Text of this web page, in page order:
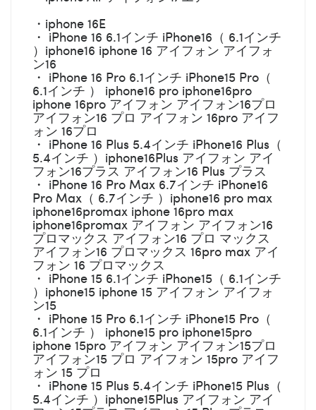
・iphone 16E
・ iPhone 16 6.1インチ iPhone16（ 6.1インチ
）iphone16 iphone 16 アイフォン アイフォ
ン16
・ iPhone 16 Pro 6.1インチ iPhone15 Pro（
6.1インチ ） iphone16 pro iphone16pro
iphone 16pro アイフォン アイフォン16プロ
アイフォン16 プロ アイフォン 16pro アイフ
ォン 16プロ
・ iPhone 16 Plus 5.4インチ iPhone16 Plus（
5.4インチ ）iphone16Plus アイフォン アイ
フォン16プラス アイフォン16 Plus プラス
・ iPhone 16 Pro Max 6.7インチ iPhone16
Pro Max（ 6.7インチ ）iphone16 pro max
iphone16promax iphone 16pro max
iphone16promax アイフォン アイフォン16
プロマックス アイフォン16 プロ マックス
アイフォン16 プロマックス 16pro max アイ
フォン 16 プロマックス
・ iPhone 15 6.1インチ iPhone15（ 6.1インチ
）iphone15 iphone 15 アイフォン アイフォ
ン15
・ iPhone 15 Pro 6.1インチ iPhone15 Pro（
6.1インチ ） iphone15 pro iphone15pro
iphone 15pro アイフォン アイフォン15プロ
アイフォン15 プロ アイフォン 15pro アイフ
ォン 15 プロ
・ iPhone 15 Plus 5.4インチ iPhone15 Plus（
5.4インチ ）iphone15Plus アイフォン アイ